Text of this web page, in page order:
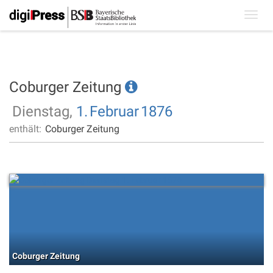
Coburger Zeitung
Dienstag, 1. Februar1876
enthält: Coburger Zeitung
Coburger Zeitung